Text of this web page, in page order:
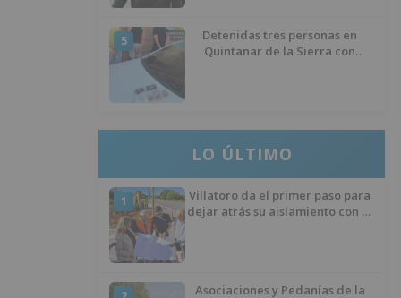
5
Detenidas tres personas en
Quintanar de la Sierra con
LO ÚLTIMO
1
Villatoro da el primer paso para
dejar atrás su aislamiento con el
Asociaciones y Pedanías de la